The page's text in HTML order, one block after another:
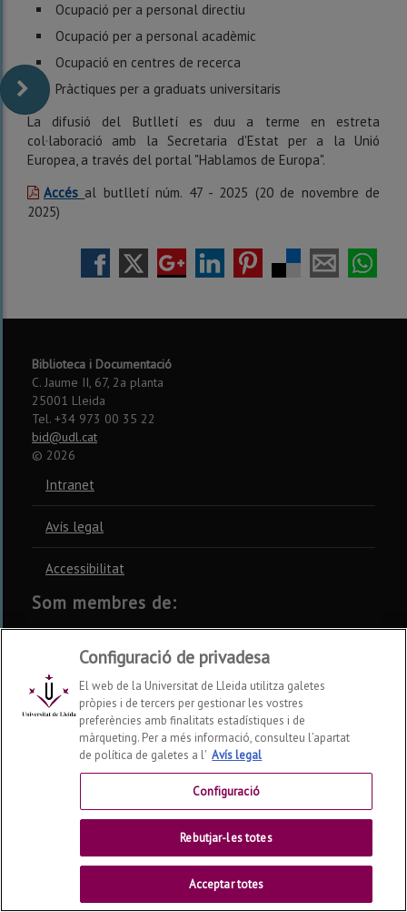
Ocupació per a personal directiu
Ocupació per a personal acadèmic
Ocupació en centres de recerca
Pràctiques per a graduats universitaris
La difusió del Butlletí es duu a terme en estreta
col·laboració amb la Secretaria d'Estat per a la Unió
Europea, a través del portal "Hablamos de Europa".
Accés al butlletí núm. 47 - 2025 (20 de novembre de
2025)
Biblioteca i Documentació
C. Jaume II, 67, 2a planta
25001 Lleida
Tel. +34 973 00 35 22
bid@udl.cat
© 2026
Intranet
Avís legal
Accessibilitat
Som membres de:
CSUC REBIUN CRUE
Xarxes socials
Configuració de privadesa
El web de la Universitat de Lleida utilitza galetes
pròpies i de tercers per gestionar les vostres
preferències amb finalitats estadístiques i de
màrqueting. Per a més informació, consulteu l’apartat
de política de galetes a l' Avís legal
Configuració
Rebutjar-les totes
Acceptar totes